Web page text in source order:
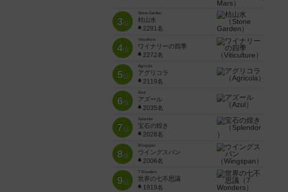
3位
Stone Garden
枯山水
2281名
4位
Viticulture
ワイナリーの四季
2272名
5位
Agricola
アグリコラ
2119名
6位
Azul
アズール
2035名
7位
Splendor
宝石の煌き
2028名
8位
Wingspan
ウイングスパン
2006名
9位
7 Wonders
世界の七不思議
1919名